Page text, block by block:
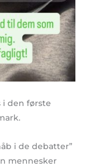
i den første
i de debatter”
mennesker